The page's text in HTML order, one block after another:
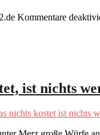
Kommentare
ist nichts
nichts kostet ist nichts